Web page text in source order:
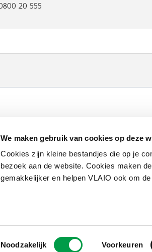
We maken gebruik van cookies op deze
Cookies zijn kleine bestandjes die op je
bezoek aan de website. Cookies maken
gemakkelijker en helpen VLAIO ook om
Toestemmingsselectie
Noodzakelijk Voorkeuren
20 555
VLAIO
TOEGANKELIJKHEID COOKIES